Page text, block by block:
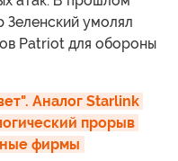
умолял
Patriot для обороны
Аналог Starlink
прорыв
фирмы